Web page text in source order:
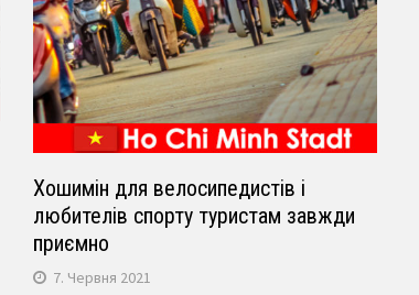
Хошимін для велосипедистів і
любителів спорту туристам завжди
приємно
7. Червня 2021